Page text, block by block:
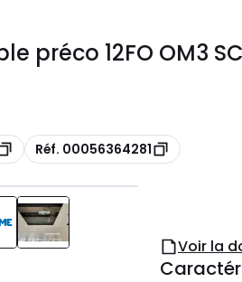
préco 12FO OM3
Copie
Réf. 00056364281
Voir la